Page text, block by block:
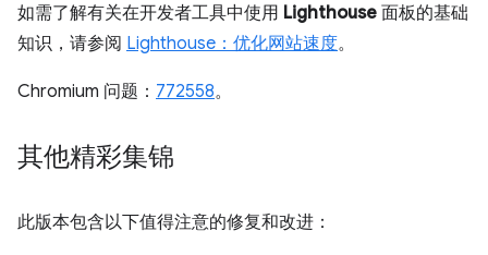
如需了解有关在开发者工具中使用 Lighthouse 面板的基础
知识，请参阅 Lighthouse：优化网站速度。
Chromium 问题： 772558。
其他精彩集锦
此版本包含以下值得注意的修复和改进：